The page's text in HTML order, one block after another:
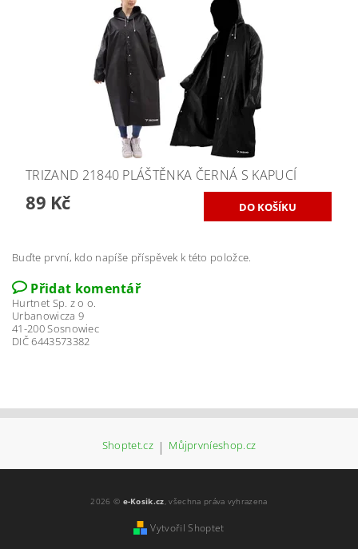
TRIZAND 21840 PLÁŠTĚNKA ČERNÁ S KAPUCÍ
89 Kč
Buďte první, kdo napíše příspěvek k této položce.
Přidat komentář
Hurtnet Sp. z o o.
Urbanowicza 9
41-200 Sosnowiec
DIČ 6443573382
Shoptet.cz | Můjprvníeshop.cz
2026 © e-Kosik.cz , všechna práva vyhrazena
Vytvořil Shoptet